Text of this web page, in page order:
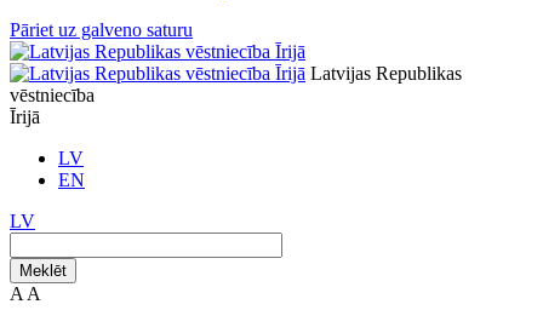
Pāriet uz galveno saturu
Latvijas Republikas
vēstniecība
Īrijā
LV
EN
LV
Meklēt
A A